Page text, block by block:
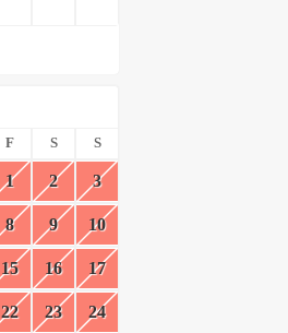
F S S
1 2 3
8 9 10
15 16 17
22 23 24